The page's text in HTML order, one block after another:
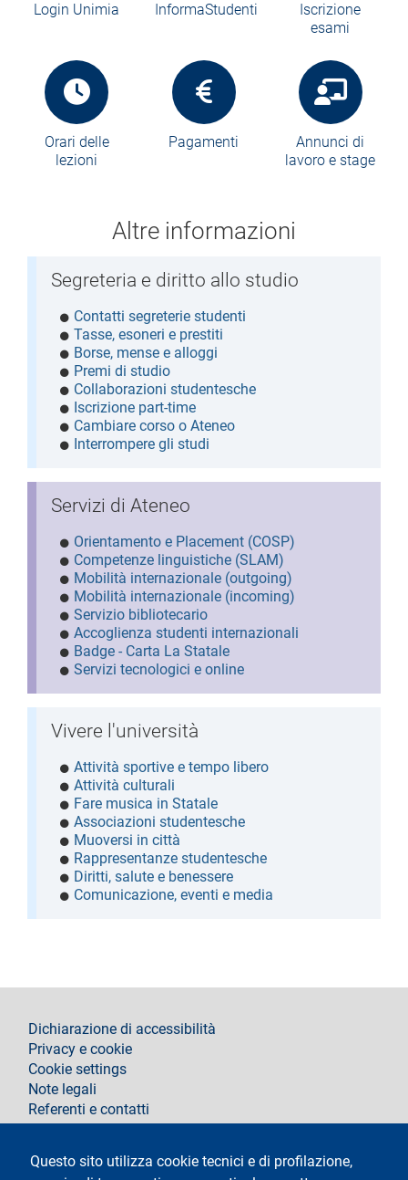
Login Unimia InformaStudenti
Iscrizione
esami
Orari delle
lezioni
Pagamenti
Annunci di
lavoro e stage
Altre informazioni
Segreteria e diritto allo studio
Contatti segreterie studenti
Tasse, esoneri e prestiti
Borse, mense e alloggi
Premi di studio
Collaborazioni studentesche
Iscrizione part-time
Cambiare corso o Ateneo
Interrompere gli studi
Servizi di Ateneo
Orientamento e Placement (COSP)
Competenze linguistiche (SLAM)
Mobilità internazionale (outgoing)
Mobilità internazionale (incoming)
Servizio bibliotecario
Accoglienza studenti internazionali
Badge - Carta La Statale
Servizi tecnologici e online
Vivere l'università
Attività sportive e tempo libero
Attività culturali
Fare musica in Statale
Associazioni studentesche
Muoversi in città
Rappresentanze studentesche
Diritti, salute e benessere
Comunicazione, eventi e media
Questo sito utilizza cookie tecnici e di profilazione,
footer
Dichiarazione di accessibilità
Privacy e cookie
Cookie settings
Note legali
Referenti e contatti